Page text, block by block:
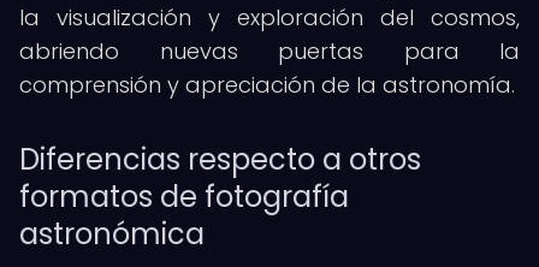
la visualización y exploración del cosmos,
abriendo nuevas puertas para la
comprensión y apreciación de la astronomía.
Diferencias respecto a otros
formatos de fotografía
astronómica